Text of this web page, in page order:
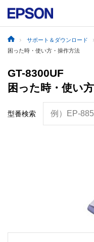
サポート＆ダウンロード
困った時・使い方・操作方法
GT-8300UF
困った時・使い
型番検索 例）EP-